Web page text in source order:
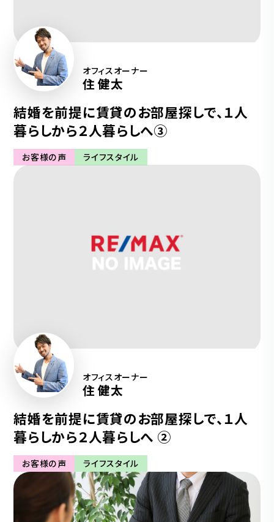
オフィスオーナー
住 健太
結婚を前提に賃貸のお部屋探しで、１人
暮らしから２人暮らしへ③
お客様の声 ライフスタイル
オフィスオーナー
住 健太
結婚を前提に賃貸のお部屋探しで、１人
暮らしから２人暮らしへ ②
お客様の声 ライフスタイル